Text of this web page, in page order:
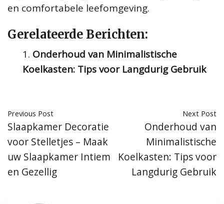
en comfortabele leefomgeving.
Gerelateerde Berichten:
Onderhoud van Minimalistische
Koelkasten: Tips voor Langdurig Gebruik
Previous Post
Slaapkamer Decoratie
voor Stelletjes – Maak
uw Slaapkamer Intiem
en Gezellig
Next Post
Onderhoud van
Minimalistische
Koelkasten: Tips voor
Langdurig Gebruik